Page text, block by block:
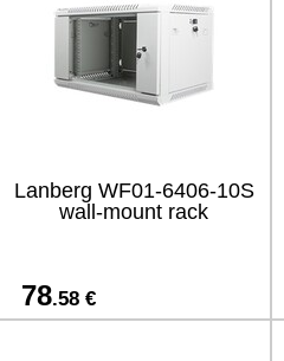
Lanberg WF01-6406-10S
wall-mount rack
78.58 €